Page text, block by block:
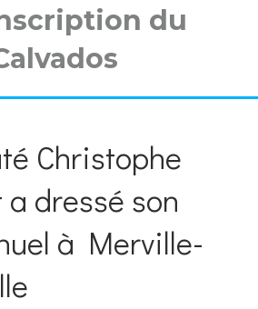
du
Christophe
a dressé son
à Merville-